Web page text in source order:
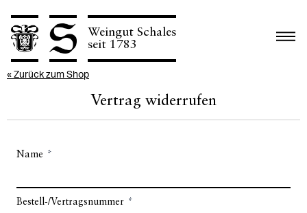
Weingut Schales
seit 1783
« Zurück zum Shop
Vertrag widerrufen
Name
Bestell-/Vertragsnummer